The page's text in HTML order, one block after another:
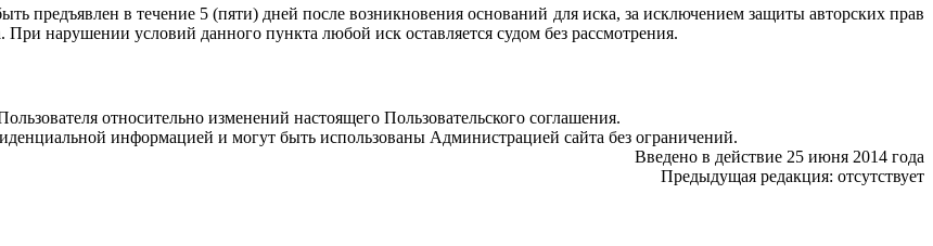
предъявлен в течение 5 (пяти) дней после возникновения оснований для иска, за исключением защиты авторских прав
нарушении условий данного пункта любой иск оставляется судом без рассмотрения.
относительно изменений настоящего Пользовательского соглашения.
информацией и могут быть использованы Администрацией сайта без ограничений.
Введено в действие 25 июня 2014 года
Предыдущая редакция: отсутствует